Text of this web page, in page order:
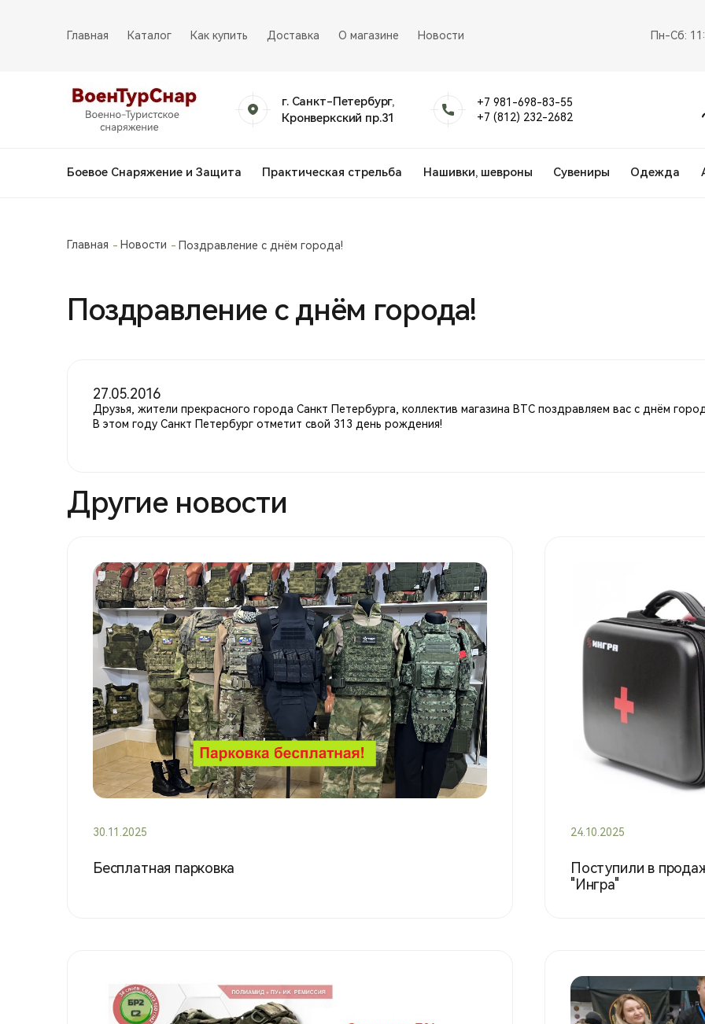
Главная Каталог Как купить Доставка О магазине Новости Пн-Сб:
г. Санкт-Петербург,
Кронверкский пр.31
+7 981-698-83-55
+7 (812) 232-2682
Боевое Снаряжение и Защита Практическая стрельба Нашивки, шевроны Сувениры Одежда
Главная Новости Поздравление с днём города!
Поздравление с днём города!
27.05.2016
Друзья, жители прекрасного города Санкт Петербурга, коллектив магазина ВТС поздравляем вас с днём
В этом году Санкт Петербург отметит свой 313 день рождения!
Другие новости
30.11.2025
Бесплатная парковка
24.10.2025
Поступили в
"Ингра"